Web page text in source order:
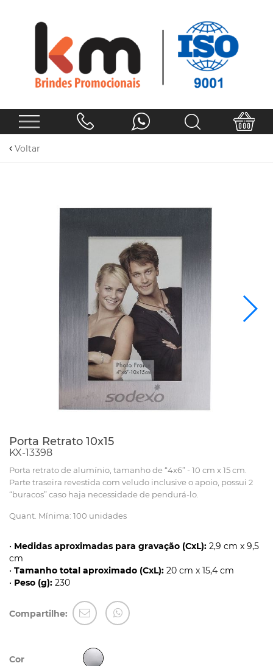
Voltar
Porta Retrato 10x15
KX-13398
Porta retrato de alumínio, tamanho de “4x6” - 10 cm x 15 cm.
Parte traseira revestida com veludo inclusive o apoio, possui 2
“buracos” caso haja necessidade de pendurá-lo.
Quant. Mínima: 100 unidades
• Medidas aproximadas para gravação (CxL): 2,9 cm x 9,5
cm
• Tamanho total aproximado (CxL): 20 cm x 15,4 cm
• Peso (g): 230
Compartilhe:
Cor